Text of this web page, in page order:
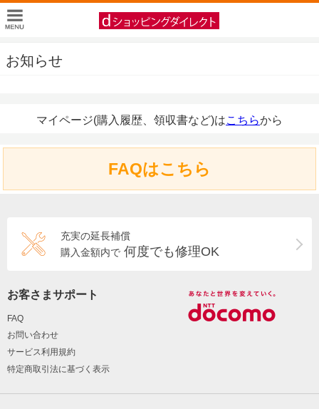
お知らせ
マイページ(購入履歴、領収書など)はこちらから
FAQはこちら
充実の延長補償
購入金額内で 何度でも修理OK
お客さまサポート
FAQ
お問い合わせ
サービス利用規約
特定商取引法に基づく表示